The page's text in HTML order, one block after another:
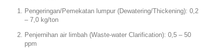
Pengeringan/Pemekatan lumpur (Dewatering/Thickening): 0,2
– 7,0 kg/ton
Penjernihan air limbah (Waste-water Clarification): 0,5 – 50
ppm